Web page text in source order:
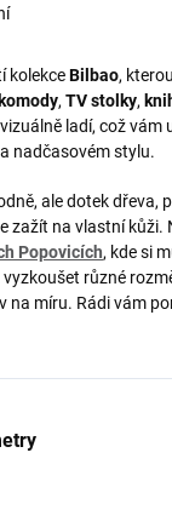
kolekceBilbao,
komody, TV stolky,
ladí, což vám
nadčasovém stylu.
ale dotek dřeva,
zažít na vlastní kůži.
Popovicích, kde si
různé
na míru. Rádi vám